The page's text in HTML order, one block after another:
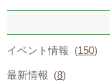
イベント情報 (150)
最新情報 (8)